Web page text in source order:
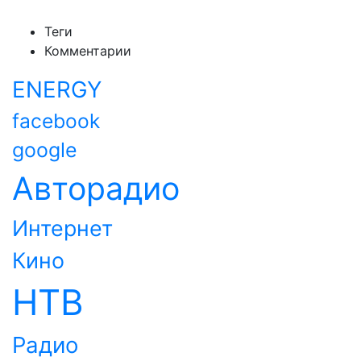
Теги
Комментарии
ENERGY
facebook
google
Авторадио
Интернет
Кино
НТВ
Радио